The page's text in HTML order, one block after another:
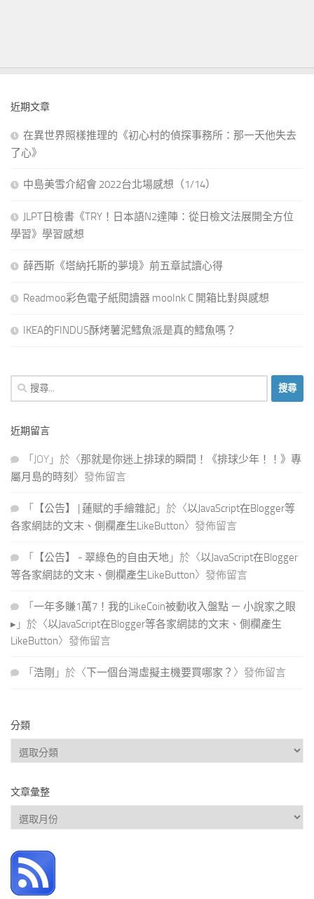
近期文章
在異世界照樣推理的《初心村的偵探事務所：那一天他失去
了心》
中島美雪介紹會 2022台北場感想（1/14）
JLPT日檢書《TRY！日本語N2達陣：從日檢文法展開全方位
學習》學習感想
薛西斯《塔納托斯的夢境》前五章試讀心得
Readmoo彩色電子紙閱讀器 mooInk C 開箱比對與感想
IKEA的FINDUS酥烤薯泥鱈魚派是真的鱈魚嗎？
搜
尋
鍵
近期留言
「 JOY 」於〈那就是你迷上排球的瞬間！《排球少年！！》專
屬月島的時刻 〉發佈留言
「 【公告】 | 蓮賦的手繪雜記 」於〈以JavaScript在Blogger等
各家網誌的文末、側欄產生LikeButton〉發佈留言
「 【公告】 - 翠綠色的自由天地 」於〈以JavaScript在Blogger
等各家網誌的文末、側欄產生LikeButton〉發佈留言
「 一年多賺1萬7！我的LikeCoin被動收入盤點 － 小說家之眼
▸ 」於〈以JavaScript在Blogger等各家網誌的文末、側欄產生
LikeButton〉發佈留言
「 浩剛 」於〈下一個台灣虛擬主機要買哪家？ 〉發佈留言
分類
分
類
文章彙整
文
章
整